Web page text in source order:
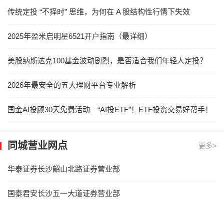
传统定投 “不择时” 思维，为何在 A 股结构性行情下失效
2025年盈米启明星6521开户指南（最详细）
美股纳斯达克100基金波动剧烈，是否适合我们年轻人定投？
2026年最安全的五大理财平台专业解析
国金AI投顾30天免费活动—“AI投ETF”！ETF投资交易好帮手！
同城营业网点 更多>
华泰证券长沙韶山北路证券营业部
国泰君安长沙五一大道证券营业部